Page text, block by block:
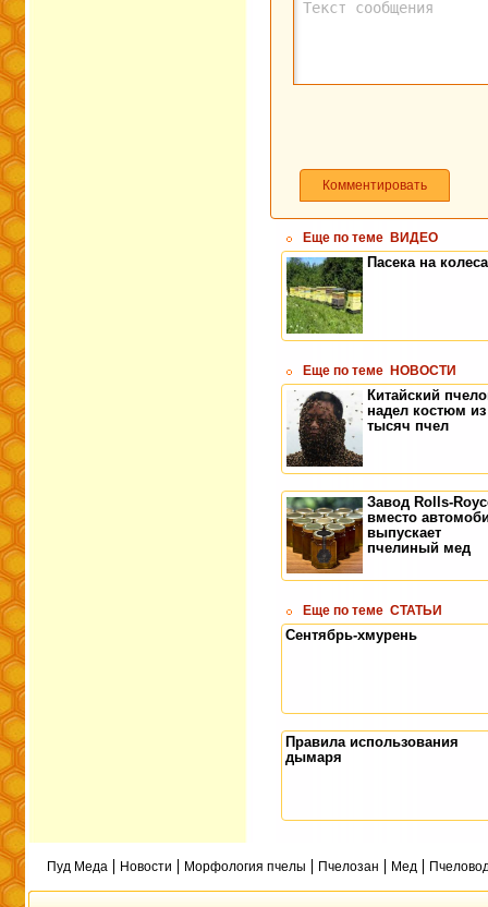
Комментировать
Еще по теме ВИДЕО
Пасека на
Еще по теме НОВОСТИ
Китайский
надел костюм из
тысяч пчел
Завод Rolls-
вместо
выпускает
пчелиный мед
Еще по теме СТАТЬИ
Сентябрь-хмурень
Правила использования
дымаря
Пуд Меда Новости Морфология пчелы Пчелозан Мед